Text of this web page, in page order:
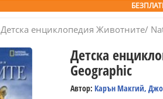
Детска енциклопедия Животните/
Детска
Geographic
Автор: Карън Макгий,